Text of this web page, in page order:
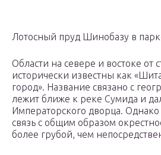
Лотосный пруд Шинобазу в
Области на севере и востоке от
исторически известны как
город». Название связано с
лежит ближе к реке Сумида и
Императорского дворца. Однако
связь с общим образом
более грубой, чем